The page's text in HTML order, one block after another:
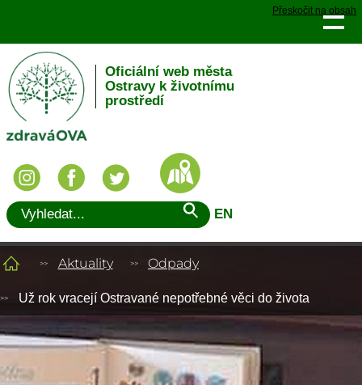
Přeskočit na obsah
Oficiální web města
Ostravy k životnímu
prostředí
EN
Aktuality Odpady
Už rok vracejí Ostravané nepotřebné věci do života